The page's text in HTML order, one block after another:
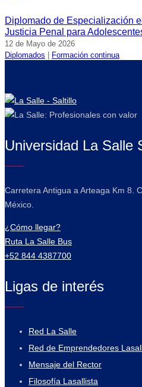
Diplomado de Especialización
Justicia Penal para
12 de Mayo de 2026
Diplomados
Formación continua
Universidad La Salle
Carretera Antigua a Arteaga Km 8.
México.
¿Cómo llegar?
Ruta La Salle Bus
+52 844 4387700
Ligas de interés
Red La Salle
Red de Emprendedores
Mensaje del Rector
Filosofía Lasallista